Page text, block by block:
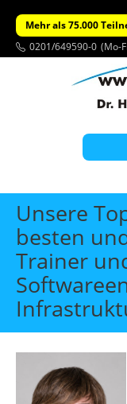
Mehr als 75.000
0201/649590-0 (Mo-
Start
Suche
Unsere
besten
Trainer